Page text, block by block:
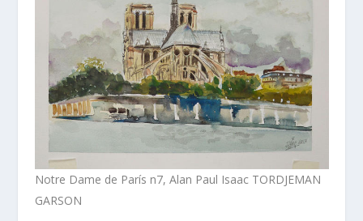
Notre Dame de París n7, Alan Paul Isaac TORDJEMAN
GARSON